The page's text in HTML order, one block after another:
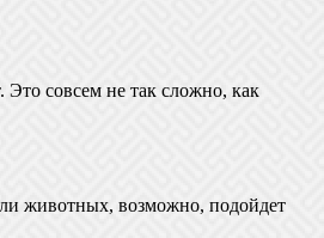
Это совсем не так сложно, как
животных, возможно, подойдет